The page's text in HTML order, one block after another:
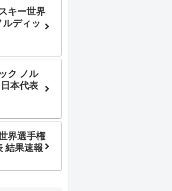
キー世界
ディッ
ク ノル
本代表
界選手権
結果速報